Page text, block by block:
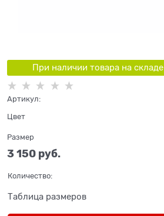
При наличии товара на складе
Артикул:
Цвет
Размер
3 150 руб.
Количество:
Таблица размеров